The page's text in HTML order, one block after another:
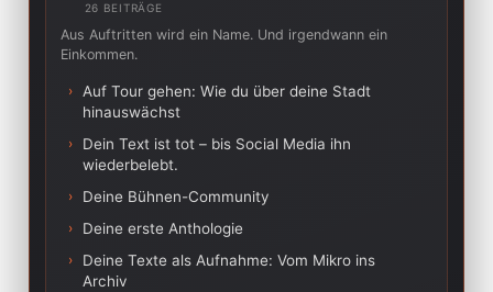
26 BEITRÄGE
Aus Auftritten wird ein Name. Und irgendwann ein
Einkommen.
›
Auf Tour gehen: Wie du über deine Stadt
hinauswächst
›
Dein Text ist tot – bis Social Media ihn
wiederbelebt.
› Deine Bühnen-Community
› Deine erste Anthologie
›
Deine Texte als Aufnahme: Vom Mikro ins
Archiv